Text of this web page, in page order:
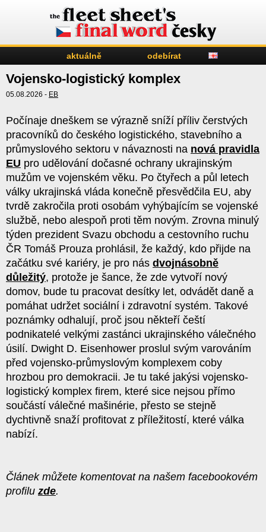
aktuálně odebírat
Vojensko-logistický komplex
05.08.2026 - EB
Počínaje dneškem se výrazně sníží příliv čerstvých
pracovníků do českého logistického, stavebního a
průmyslového sektoru v návaznosti na nová pravidla
EU pro udělování dočasné ochrany ukrajinským
mužům ve vojenském věku. Po čtyřech a půl letech
války ukrajinská vláda konečně přesvědčila EU, aby
tvrdě zakročila proti osobám vyhýbajícím se vojenské
službě, nebo alespoň proti těm novým. Zrovna minulý
týden prezident Svazu obchodu a cestovního ruchu
ČR Tomáš Prouza prohlásil, že každý, kdo přijde na
začátku své kariéry, je pro nás dvojnásobně
důležitý, protože je šance, že zde vytvoří nový
domov, bude tu pracovat desítky let, odvádět daně a
pomáhat udržet sociální i zdravotní systém. Takové
poznámky odhalují, proč jsou někteří čeští
podnikatelé velkými zastánci ukrajinského válečného
úsilí. Dwight D. Eisenhower proslul svým varováním
před vojensko-průmyslovým komplexem coby
hrozbou pro demokracii. Je tu také jakýsi vojensko-
logistický komplex firem, které sice nejsou přímo
součástí válečné mašinérie, přesto se stejně
dychtivně snaží profitovat z příležitostí, které válka
nabízí.
Článek můžete komentovat na našem facebookovém
profilu zde.